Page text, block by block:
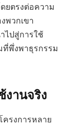
ยตรงต่อความ
พวกเขา
ไปสู่การใช้
พึ่งพาธุรกรรม
งานจริง
รงการหลาย